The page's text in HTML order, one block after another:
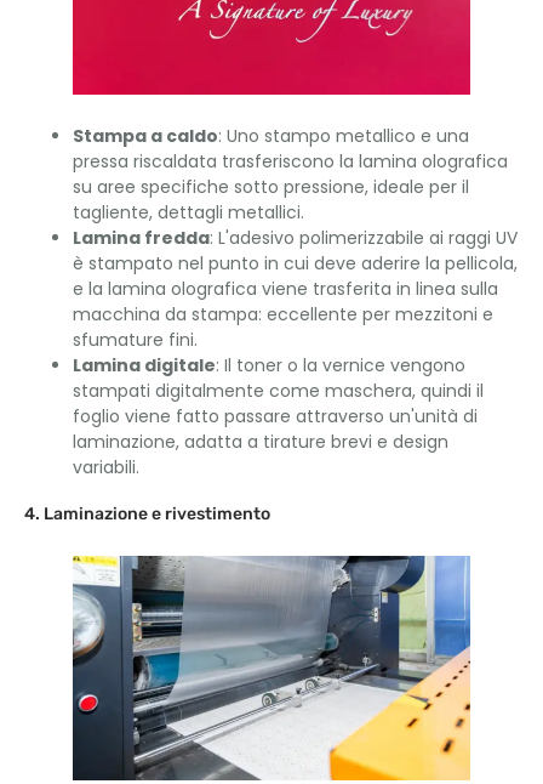
Stampa a caldo: Uno stampo metallico e una
pressa riscaldata trasferiscono la lamina olografica
su aree specifiche sotto pressione, ideale per il
tagliente, dettagli metallici.
Lamina fredda: L'adesivo polimerizzabile ai raggi UV
è stampato nel punto in cui deve aderire la pellicola,
e la lamina olografica viene trasferita in linea sulla
macchina da stampa: eccellente per mezzitoni e
sfumature fini.
Lamina digitale: Il toner o la vernice vengono
stampati digitalmente come maschera, quindi il
foglio viene fatto passare attraverso un'unità di
laminazione, adatta a tirature brevi e design
variabili.
4. Laminazione e rivestimento